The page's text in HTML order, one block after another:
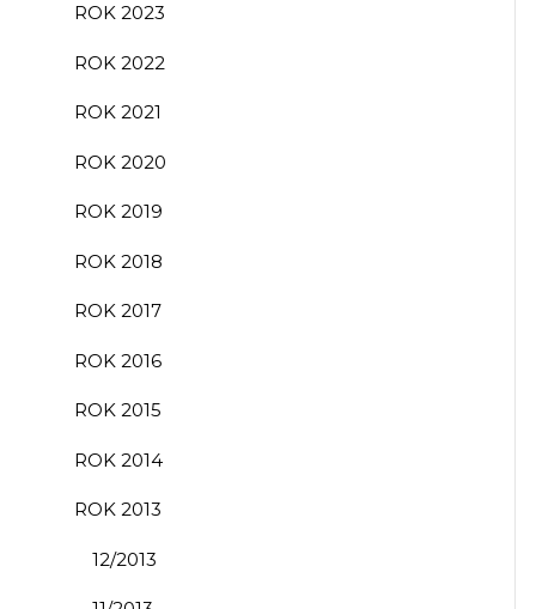
ROK 2023
ROK 2022
ROK 2021
ROK 2020
ROK 2019
ROK 2018
ROK 2017
ROK 2016
ROK 2015
ROK 2014
ROK 2013
12/2013